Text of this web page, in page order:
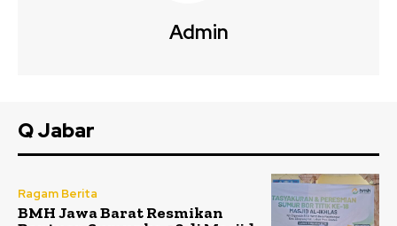
Admin
Q Jabar
Ragam Berita
BMH Jawa Barat Resmikan